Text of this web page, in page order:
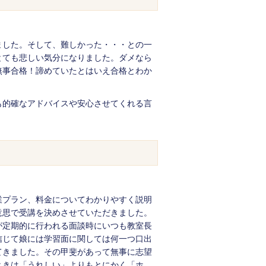
た。そして、難しかった・・・との一
も悲しい気分になりました。ダメなら
合格！諦めていたとはいえ合格とわか
確なアドバイスや安心させてくれる言
ラン、料金についてわかりやすく説明
で受講を決めさせていただきました。
期的に行われる面談時にいつも教室長
て娘には学習面に関しては何一つ口出
ました。その甲斐があって無事に志望